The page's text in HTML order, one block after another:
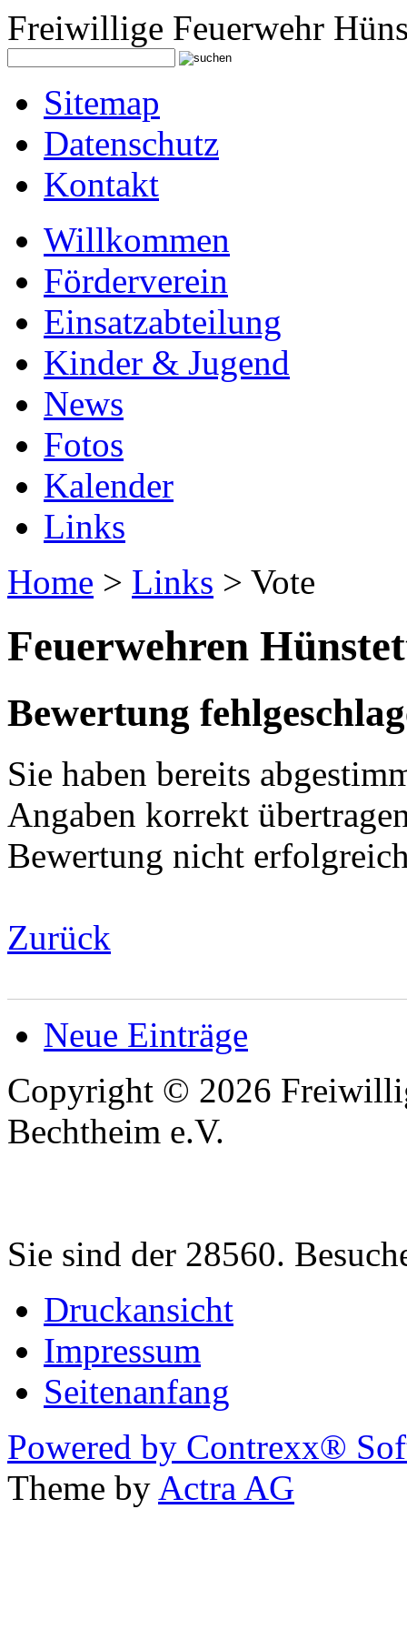
Freiwillige Feuerwehr
Sitemap
Datenschutz
Kontakt
Willkommen
Förderverein
Einsatzabteilung
Kinder & Jugend
News
Fotos
Kalender
Links
Home > Links > Vote
Feuerwehren
Bewertung
Sie haben bereits
Angaben korrekt
Bewertung nicht
Zurück
Neue Einträge
Copyright © 2026
Bechtheim e.V.
Sie sind der 28560.
Druckansicht
Impressum
Seitenanfang
Powered by Contrexx®
Theme by Actra AG